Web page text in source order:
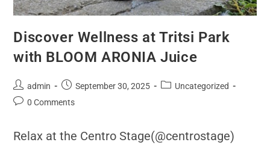
Discover Wellness at Tritsi Park
with BLOOM ARONIA Juice
admin September 30, 2025
Uncategorized
0 Comments
Relax at the Centro Stage(@centrostage)